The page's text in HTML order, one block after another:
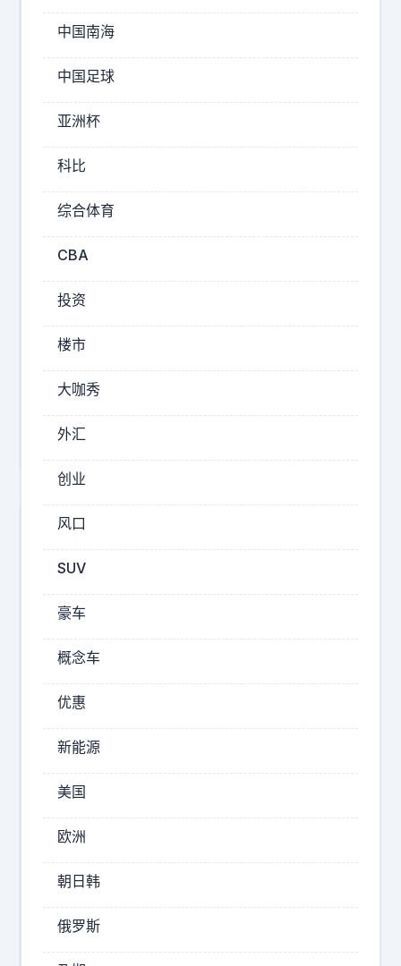
普
对
措
在
律
武
部
队
总
参
2025-
27
小
斯
现
在
如
芒
背
激
怒
了
中
国
，
马
斯
现
要
待
本
歉
中国南海
中国足球
亚洲杯
科比
综合体育
CBA
投资
楼市
大咖秀
外汇
创业
风口
SUV
豪车
概念车
优惠
新能源
美国
欧洲
朝日韩
俄罗斯